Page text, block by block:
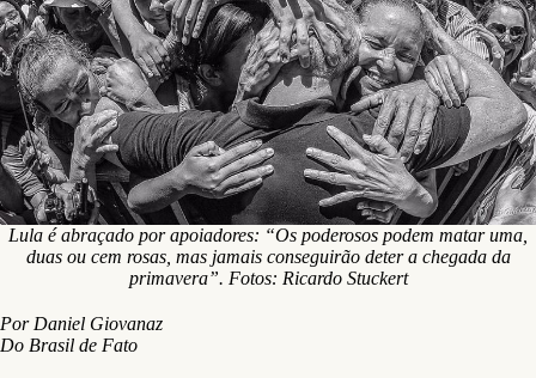
Lula é abraçado por apoiadores: “Os poderosos podem matar uma,
duas ou cem rosas, mas jamais conseguirão deter a chegada da
primavera”. Fotos: Ricardo Stuckert
Por Daniel Giovanaz
Do Brasil de Fato